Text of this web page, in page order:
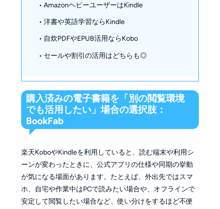
• AmazonヘビーユーザーはKindle
• 洋書や英語学習ならKindle
• 自炊PDFやEPUB活用ならKobo
• セールや割引の活用はどちらも◎
購入済みの電子書籍を「別の閲覧環境
でも活用したい」場合の選択肢：
BookFab
楽天KoboやKindleを利用していると、読む端末や利用シ
ーンが変わったときに、公式アプリの仕様や同期の挙動
が気になる場面があります。たとえば、外出先ではスマ
ホ、自宅や作業中はPCで読みたい場合や、オフラインで
安定して閲覧したい場合など、使い分けをするほど不便